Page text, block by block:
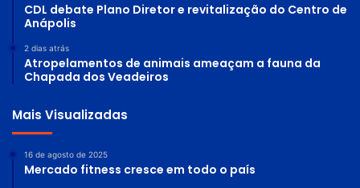
CDL debate Plano Diretor e revitalização do Centro de
Anápolis
2 dias atrás
Atropelamentos de animais ameaçam a fauna da
Chapada dos Veadeiros
Mais Visualizadas
16 de agosto de 2025
Mercado fitness cresce em todo o país